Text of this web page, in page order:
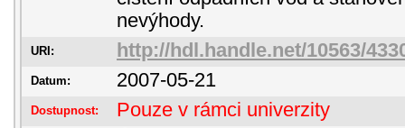
nevýhody.
URI: http://hdl.handle.net/10563/
Datum: 2007-05-21
Dostupnost: Pouze v rámci univerzity